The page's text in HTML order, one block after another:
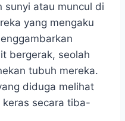
sunyi atau muncul di
yang mengaku
bergerak, seolah
tubuh mereka.
diduga melihat
keras secara tiba-